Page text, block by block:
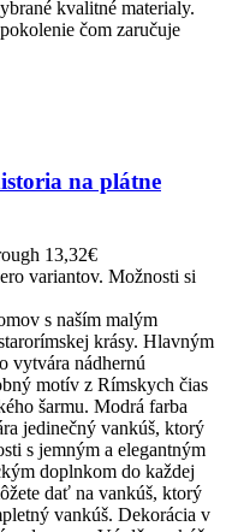
kvalitné materialy.
čom zaručuje
na plátne
13,32€
variantov. Možnosti si
s naším malým
krásy. Hlavným
vytvára nádhernú
motív z Rímskych čias
šarmu. Modrá farba
jedinečný vankúš, ktorý
s jemným a elegantným
doplnkom do každej
dať na vankúš, ktorý
vankúš. Dekorácia v